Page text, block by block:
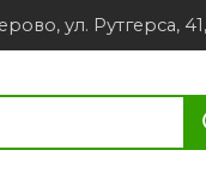
ул. Рутгерса,